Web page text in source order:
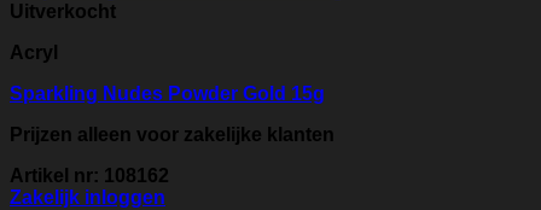
Uitverkocht
Acryl
Sparkling Nudes Powder Gold 15g
Prijzen alleen voor zakelijke klanten
Artikel nr: 108162
Zakelijk inloggen